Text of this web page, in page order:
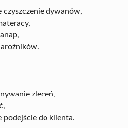
czyszczenie dywanów,
zleceń,
podejście do klienta.